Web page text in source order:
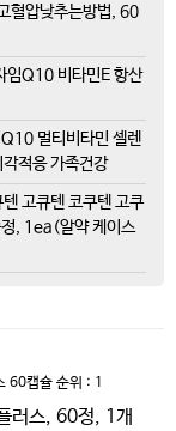
혈압낮추는방법, 60
임Q10 비타민E 항산
멀티비타민 셀렌
적응 가족건강
고큐텐 코쿠텐 고쿠
정, 1ea(알약 케이스
60캡슐 순위 : 1
러스, 60정, 1개